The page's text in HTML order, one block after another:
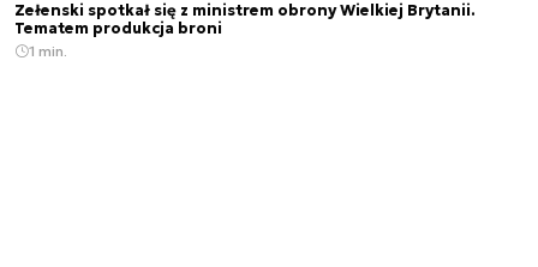
Zełenski spotkał się z ministrem obrony Wielkiej Brytanii.
Tematem produkcja broni
1 min.